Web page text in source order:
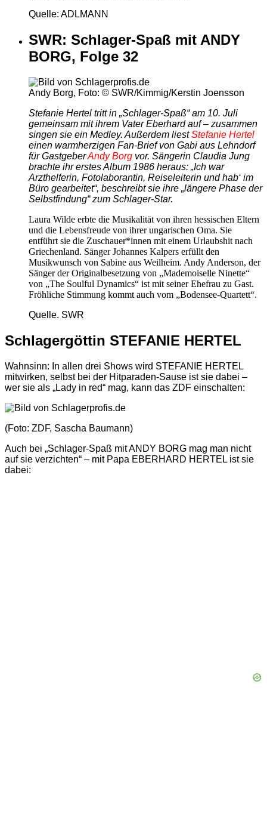
Quelle: ADLMANN
SWR: Schlager-Spaß mit ANDY
BORG, Folge 32
Andy Borg, Foto: © SWR/Kimmig/Kerstin Joensson
Stefanie Hertel tritt in „Schlager-Spaß“ am 10. Juli
gemeinsam mit ihrem Vater Eberhard auf – zusammen
singen sie ein Medley. Außerdem liestStefanie Hertel
einen warmherzigen Fan-Brief von Gabi aus Lehndorf
für GastgeberAndy Borg vor. Sängerin Claudia Jung
brachte ihr erstes Album 1986 heraus: „Ich war
Arzthelferin, Fotolaborantin, Reiseleiterin und hab‘ im
Büro gearbeitet“, beschreibt sie ihre „längere Phase der
Selbstfindung“ zum Schlager-Star.
Laura Wilde erbte die Musikalität von ihren hessischen Eltern
und die Lebensfreude von ihrer ungarischen Oma. Sie
entführt sie die Zuschauer*innen mit einem Urlaubshit nach
Griechenland. Sänger Johannes Kalpers erfüllt den
Musikwunsch von Sabine aus Weilheim. Andy Anderson, der
Sänger der Originalbesetzung von „Mademoiselle Ninette“
von „The Soulful Dynamics“ ist mit seiner Ehefrau zu Gast.
Fröhliche Stimmung kommt auch vom „Bodensee-Quartett“.
Quelle. SWR
Schlagergöttin STEFANIE HERTEL
Wahnsinn: In allen drei Shows wird STEFANIE HERTEL
mitwirken, selbst bei der Hitparaden-Sause ist sie dabei –
wer sie als „Lady in red“ mag, kann das ZDF einschalten:
(Foto: ZDF, Sascha Baumann)
Auch bei „Schlager-Spaß mit ANDY BORG mag man nicht
auf sie verzichten“ – mit Papa EBERHARD HERTEL ist sie
dabei: